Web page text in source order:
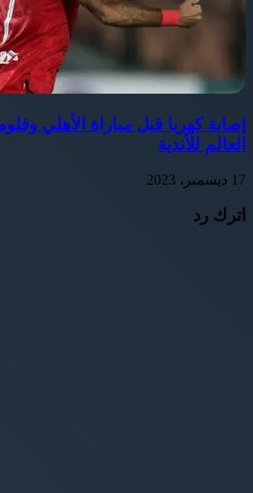
إصابة كهربا قبل مباراة الأهلي
العالم للأندية
17 ديسمبر، 2023
اترك رد